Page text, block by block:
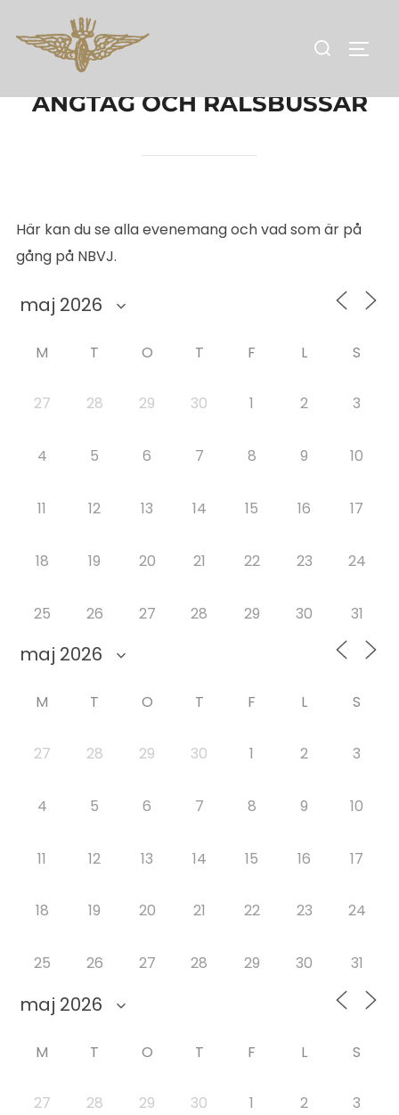
Sök
ÅNGTÅG OCH RÄLSBUSSAR
Här kan du se alla evenemang och vad som är på
gång på NBVJ.
M T O T F L S
27 28 29 30 1 2 3
4 5 6 7 8 9 10
11 12 13 14 15 16 17
18 19 20 21 22 23 24
25 26 27 28 29 30 31
M T O T F L S
27 28 29 30 1 2 3
4 5 6 7 8 9 10
11 12 13 14 15 16 17
18 19 20 21 22 23 24
25 26 27 28 29 30 31
M T O T F L S
27 28 29 30 1 2 3